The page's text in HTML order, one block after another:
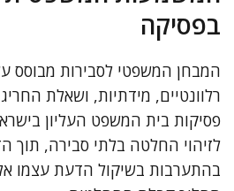
בפסיקה
המבחן המשפטי לסבירות מבוסס על
רלוונטיים, מידתיות, ושאלת
פסיקות בית המשפט העליון
לזיהוי החלטה בלתי סבירה, תוך
בהתערבות בשיקול הדעת עצמו